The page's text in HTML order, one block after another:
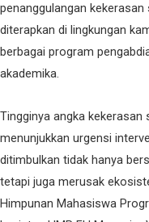
penanggulangan
diterapkan di lingkungan
berbagai program
akademika.
Tingginya angka kekerasan
menunjukkan urgensi
ditimbulkan tidak hanya
tetapi juga merusak
Himpunan Mahasiswa